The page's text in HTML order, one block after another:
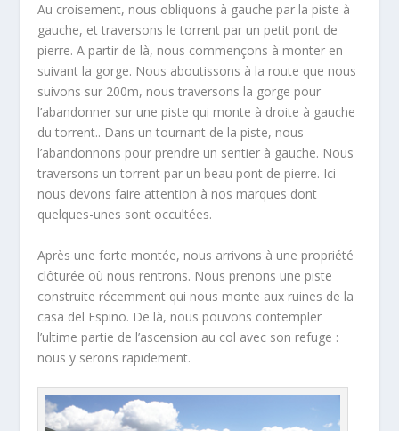
Au croisement, nous obliquons à gauche par la piste à
gauche, et traversons le torrent par un petit pont de
pierre. A partir de là, nous commençons à monter en
suivant la gorge. Nous aboutissons à la route que nous
suivons sur 200m, nous traversons la gorge pour
l’abandonner sur une piste qui monte à droite à gauche
du torrent.. Dans un tournant de la piste, nous
l’abandonnons pour prendre un sentier à gauche. Nous
traversons un torrent par un beau pont de pierre. Ici
nous devons faire attention à nos marques dont
quelques-unes sont occultées.
Après une forte montée, nous arrivons à une propriété
clôturée où nous rentrons. Nous prenons une piste
construite récemment qui nous monte aux ruines de la
casa del Espino. De là, nous pouvons contempler
l’ultime partie de l’ascension au col avec son refuge :
nous y serons rapidement.